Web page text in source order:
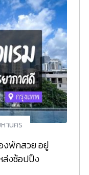
านคร
งพักสวย อยู่
ล่งช้อปปิ้ง